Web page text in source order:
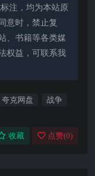
注，均为本站原
意时，禁止复
、书籍等各类媒
权益，可联系我
夸克网盘
战争
收藏 点赞(0)